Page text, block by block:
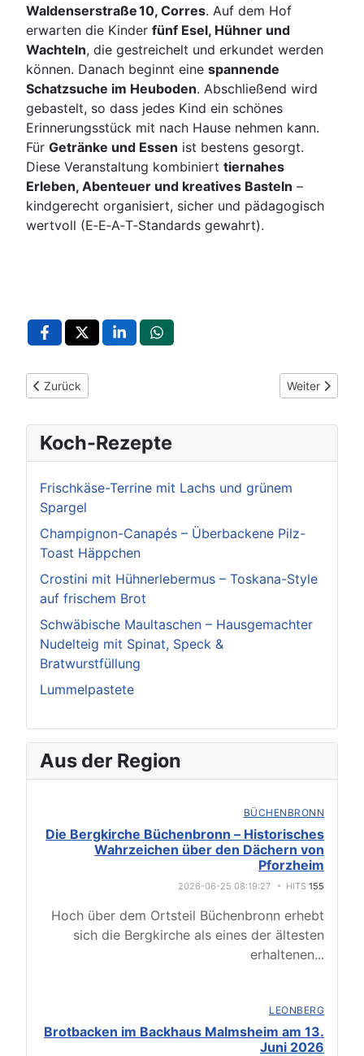
Waldenserstraße 10, Corres. Auf dem Hof
erwarten die Kinder fünf Esel, Hühner und
Wachteln, die gestreichelt und erkundet werden
können. Danach beginnt eine spannende
Schatzsuche im Heuboden. Abschließend wird
gebastelt, so dass jedes Kind ein schönes
Erinnerungsstück mit nach Hause nehmen kann.
Für Getränke und Essen ist bestens gesorgt.
Diese Veranstaltung kombiniert tiernahes
Erleben, Abenteuer und kreatives Basteln –
kindgerecht organisiert, sicher und pädagogisch
wertvoll (E‑E‑A‑T‑Standards gewahrt).
Vorheriger Beitrag: Ölbronn-Dürrn: Geschichte, Natur und
Zurück Nächster
Weiter
Koch-Rezepte
Frischkäse-Terrine mit Lachs und grünem
Spargel
Champignon-Canapés – Überbackene Pilz-
Toast Häppchen
Crostini mit Hühnerlebermus – Toskana-Style
auf frischem Brot
Schwäbische Maultaschen – Hausgemachter
Nudelteig mit Spinat, Speck &
Bratwurstfüllung
Lummelpastete
Aus der Region
BÜCHENBRONN
Die Bergkirche Büchenbronn – Historisches
Wahrzeichen über den Dächern von
Pforzheim
2026-06-25 08:19:27 HITS 155
Hoch über dem Ortsteil Büchenbronn erhebt
sich die Bergkirche als eines der ältesten
erhaltenen...
LEONBERG
Brotbacken im Backhaus Malmsheim am 13.
Juni 2026